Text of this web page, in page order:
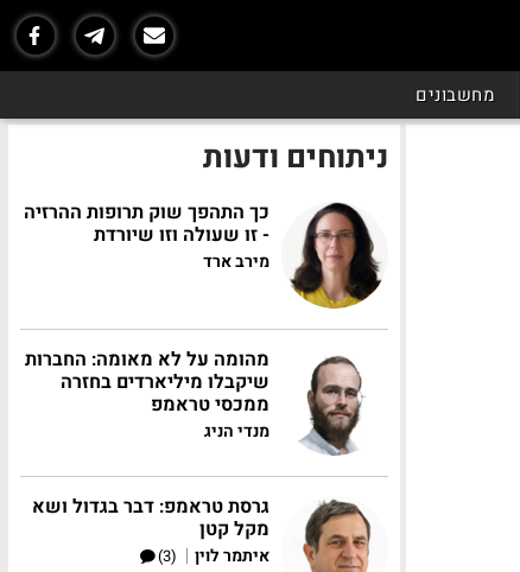
מחשבונים
ניתוחים ודעות
כך התהפך שוק תרופות ההרזיה
- זו שעולה וזו שיורדת
מירב ארד
מהומה על לא מאומה: החברות
שיקבלו מיליארדים בחזרה
ממכסי טראמפ
מנדי הניג
גרסת טראמפ: דבר בגדול ושא
מקל קטן
איתמר לוין |
(3)